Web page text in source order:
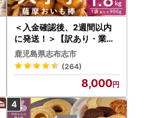
＜入金確認後、2週間以内
に発送！＞【訳あり・業務
用】薩摩おいも棒セット 計
1.8kg(900g×2袋) p8-142
-2w
鹿児島県志布志市
(264)
8,000